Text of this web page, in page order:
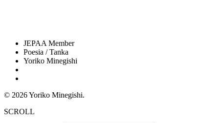
JEPAA Member
Poesia / Tanka
Yoriko Minegishi
© 2026 Yoriko Minegishi.
SCROLL